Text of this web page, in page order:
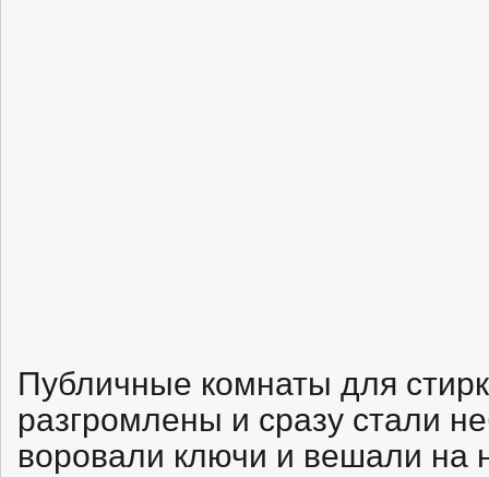
Публичные комнаты для
разгромлены и сразу стали
воровали ключи и вешали на